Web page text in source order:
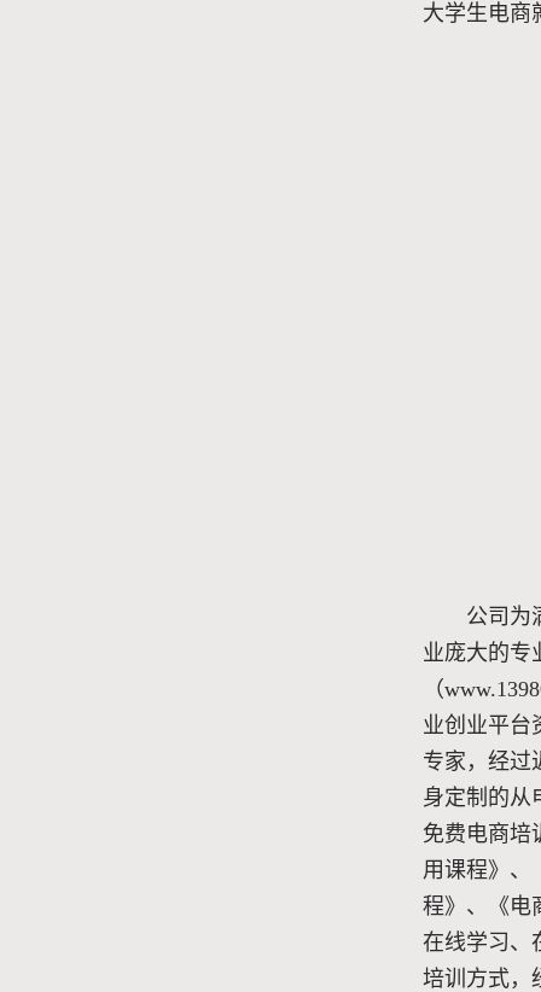
大学生电商
公司为
业庞大的专
（
业创业平台
专家，经过
身定制的从
免费电商培
用课程》、
程》、《电
在线学习、
培训方式，